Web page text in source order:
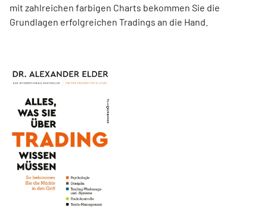
mit zahlreichen farbigen Charts bekommen Sie die
Grundlagen erfolgreichen Tradings an die Hand.